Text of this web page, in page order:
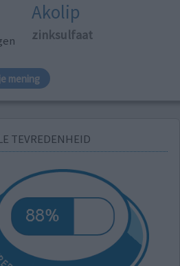
Akolip
zinksulfaat
mening
TEVREDENHEID